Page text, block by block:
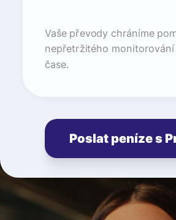
Vaše převody chráníme
nepřetržitého monitorování
čase.
Poslat peníze s